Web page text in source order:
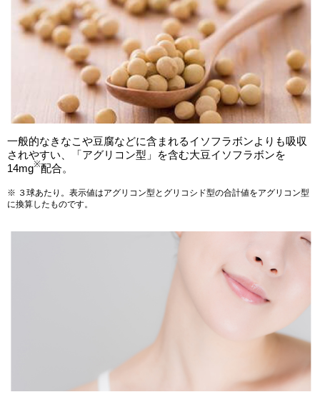
一般的なきなこや豆腐などに含まれるイソフラボンよりも吸収
されやすい、「アグリコン型」を含む大豆イソフラボンを
14mg※配合。
※ ３球あたり。表示値はアグリコン型とグリコシド型の合計値をアグリコン型
に換算したものです。